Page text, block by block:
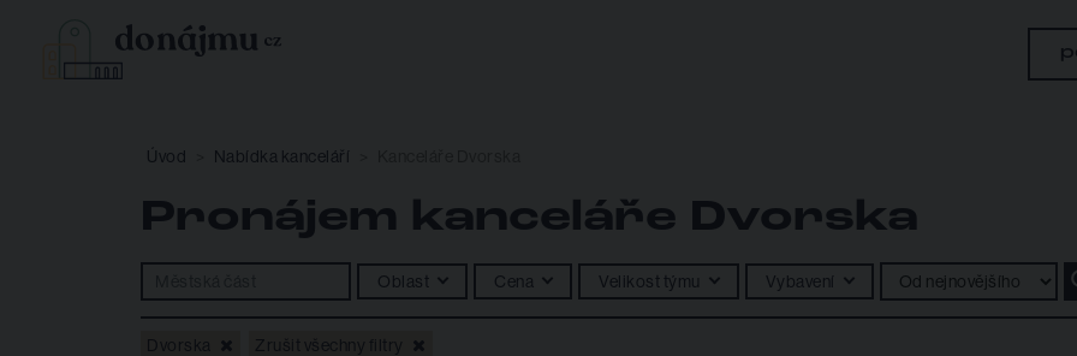
Úvod Nabídka kanceláří
Pronájem kanceláře Dvorska
Oblast Cena Velikost týmu Vybavení
Dvorska Zrušit všechny filtry